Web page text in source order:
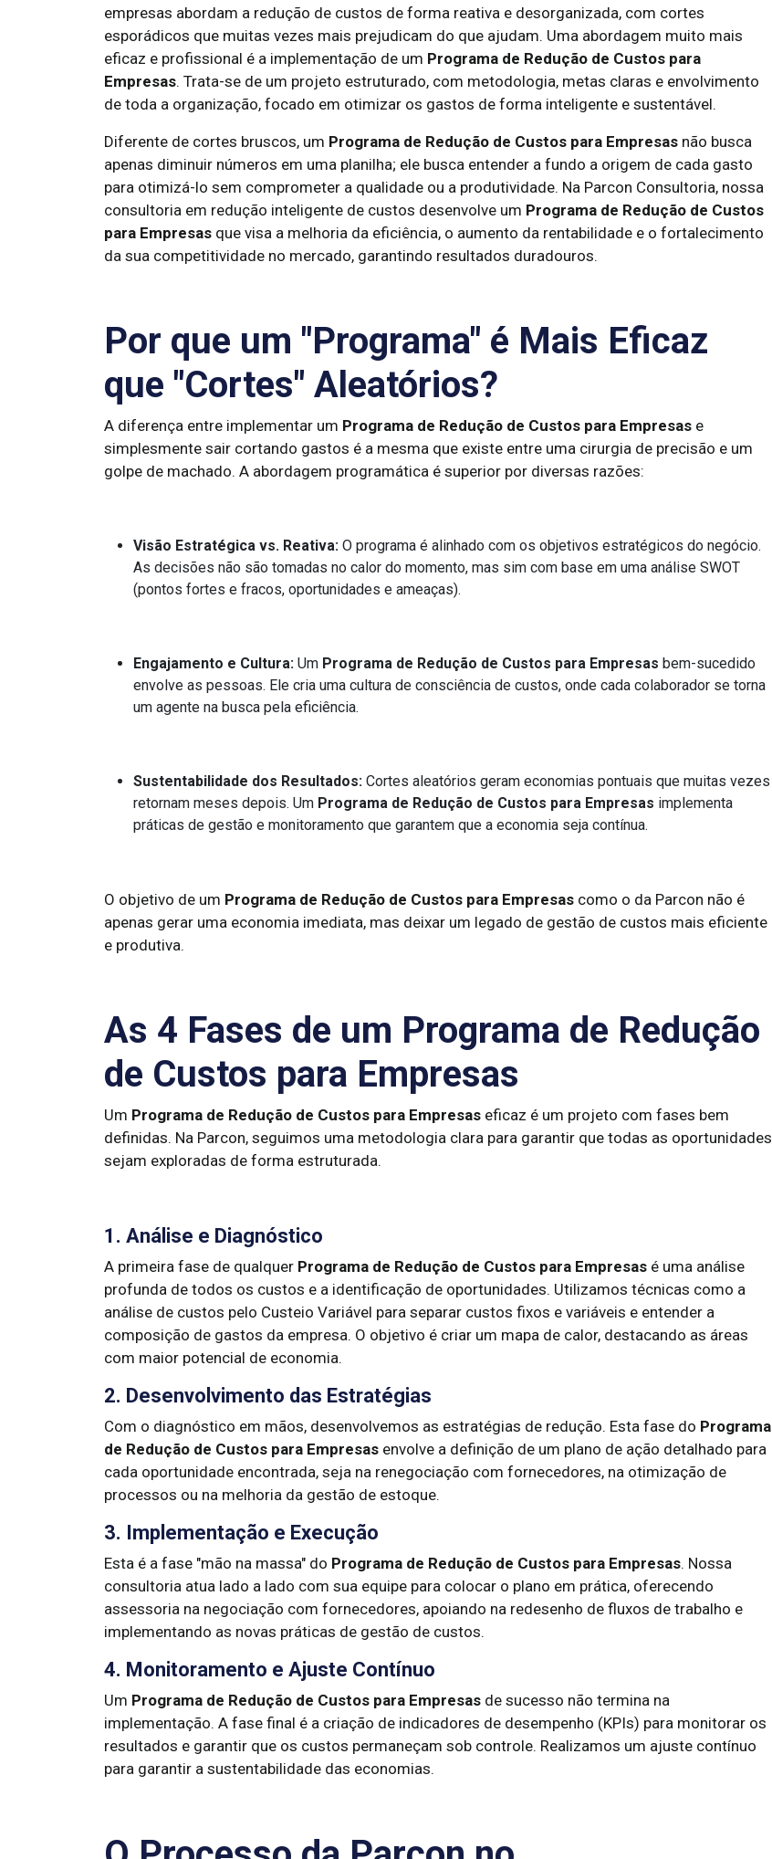
empresas abordam a redução de custos de forma reativa e desorganizada, com cortes
esporádicos que muitas vezes mais prejudicam do que ajudam. Uma abordagem muito mais
eficaz e profissional é a implementação de um Programa de Redução de Custos para
Empresas. Trata-se de um projeto estruturado, com metodologia, metas claras e envolvimento
de toda a organização, focado em otimizar os gastos de forma inteligente e sustentável.
Diferente de cortes bruscos, um Programa de Redução de Custos para Empresas não busca
apenas diminuir números em uma planilha; ele busca entender a fundo a origem de cada gasto
para otimizá-lo sem comprometer a qualidade ou a produtividade. Na Parcon Consultoria, nossa
consultoria em redução inteligente de custos desenvolve um Programa de Redução de Custos
para Empresas que visa a melhoria da eficiência, o aumento da rentabilidade e o fortalecimento
da sua competitividade no mercado, garantindo resultados duradouros.
Por que um "Programa" é Mais Eficaz
que "Cortes" Aleatórios?
A diferença entre implementar um Programa de Redução de Custos para Empresas e
simplesmente sair cortando gastos é a mesma que existe entre uma cirurgia de precisão e um
golpe de machado. A abordagem programática é superior por diversas razões:
Visão Estratégica vs. Reativa: O programa é alinhado com os objetivos estratégicos do negócio.
As decisões não são tomadas no calor do momento, mas sim com base em uma análise SWOT
(pontos fortes e fracos, oportunidades e ameaças).
Engajamento e Cultura: Um Programa de Redução de Custos para Empresas bem-sucedido
envolve as pessoas. Ele cria uma cultura de consciência de custos, onde cada colaborador se torna
um agente na busca pela eficiência.
Sustentabilidade dos Resultados: Cortes aleatórios geram economias pontuais que muitas vezes
retornam meses depois. Um Programa de Redução de Custos para Empresas implementa
práticas de gestão e monitoramento que garantem que a economia seja contínua.
O objetivo de um Programa de Redução de Custos para Empresas como o da Parcon não é
apenas gerar uma economia imediata, mas deixar um legado de gestão de custos mais eficiente
e produtiva.
As 4 Fases de um Programa de Redução
de Custos para Empresas
Um Programa de Redução de Custos para Empresas eficaz é um projeto com fases bem
definidas. Na Parcon, seguimos uma metodologia clara para garantir que todas as oportunidades
sejam exploradas de forma estruturada.
1. Análise e Diagnóstico
A primeira fase de qualquer Programa de Redução de Custos para Empresas é uma análise
profunda de todos os custos e a identificação de oportunidades. Utilizamos técnicas como a
análise de custos pelo Custeio Variável para separar custos fixos e variáveis e entender a
composição de gastos da empresa. O objetivo é criar um mapa de calor, destacando as áreas
com maior potencial de economia.
2. Desenvolvimento das Estratégias
Com o diagnóstico em mãos, desenvolvemos as estratégias de redução. Esta fase do Programa
de Redução de Custos para Empresas envolve a definição de um plano de ação detalhado para
cada oportunidade encontrada, seja na renegociação com fornecedores, na otimização de
processos ou na melhoria da gestão de estoque.
3. Implementação e Execução
Esta é a fase "mão na massa" do Programa de Redução de Custos para Empresas. Nossa
consultoria atua lado a lado com sua equipe para colocar o plano em prática, oferecendo
assessoria na negociação com fornecedores, apoiando na redesenho de fluxos de trabalho e
implementando as novas práticas de gestão de custos.
4. Monitoramento e Ajuste Contínuo
Um Programa de Redução de Custos para Empresas de sucesso não termina na
implementação. A fase final é a criação de indicadores de desempenho (KPIs) para monitorar os
resultados e garantir que os custos permaneçam sob controle. Realizamos um ajuste contínuo
para garantir a sustentabilidade das economias.